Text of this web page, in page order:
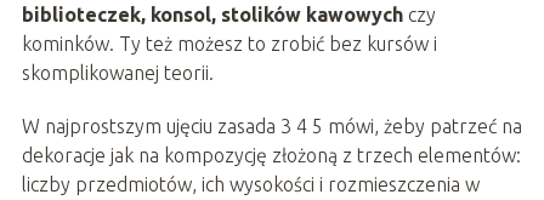
biblioteczek, konsol, stolików kawowychczy
kominków. Ty też możesz to zrobić bez kursów i
skomplikowanej teorii.
W najprostszym ujęciu zasada 3 4 5 mówi, żeby patrzeć na
dekoracje jak na kompozycję złożoną z trzech elementów:
liczby przedmiotów, ich wysokości i rozmieszczenia w